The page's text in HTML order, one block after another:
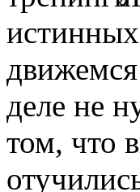
деле не
том, что